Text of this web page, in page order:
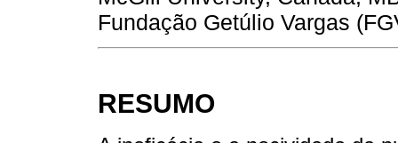
Fundação Getúlio Vargas
RESUMO